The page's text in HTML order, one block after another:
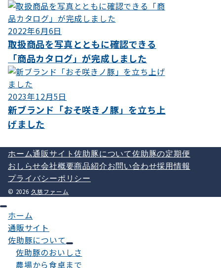
2022年6月6日
取扱商品を写真とともに確認できる
「商品カタログ」が完成しました
2023年12月5日
新ブランド「おそ咲きノ豚」を立ち上
げました
ホーム通販サイト佐助豚について佐助豚の定期便
おしらせ会社概要商品紹介お問い合わせ採用情報
プライバシーポリシー
© 2026 久慈ファーム
ホーム
通販サイト
佐助豚について
佐助豚のおいしさ
農場から食卓まで